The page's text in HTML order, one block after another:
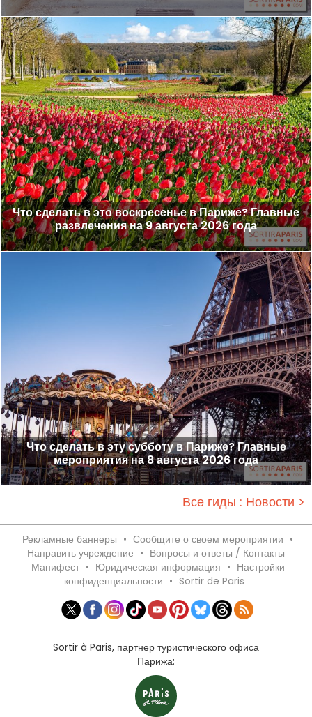
Что сделать в это воскресенье в Париже? Главные
развлечения на 9 августа 2026 года
Что сделать в эту субботу в Париже? Главные
мероприятия на 8 августа 2026 года
Все гиды : Новости >
Рекламные баннеры • Сообщите о своем мероприятии •
Направить учреждение • Вопросы и ответы / Контакты
Манифест • Юридическая информация • Настройки
конфиденциальности • Sortir de Paris
Sortir à Paris, партнер туристического офиса
Парижа: